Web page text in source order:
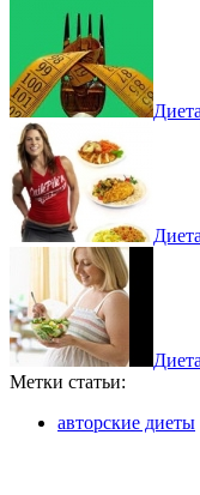
Метки статьи:
авторские диеты